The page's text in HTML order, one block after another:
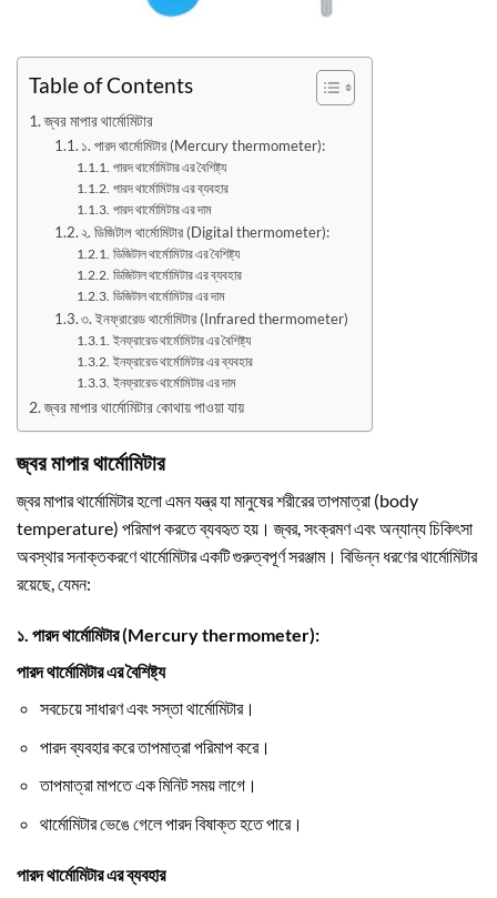
Table of Contents
জ্বর মাপার থার্মোমিটার
১. পারদ থার্মোমিটার (Mercury thermometer):
পারদ থার্মোমিটার এর বৈশিষ্ট্য
পারদ থার্মোমিটার এর ব্যবহার
পারদ থার্মোমিটার এর দাম
২. ডিজিটাল থার্মোমিটার (Digital thermometer):
ডিজিটাল থার্মোমিটার এর বৈশিষ্ট্য
ডিজিটাল থার্মোমিটার এর ব্যবহার
ডিজিটাল থার্মোমিটার এর দাম
৩. ইনফ্রারেড থার্মোমিটার (Infrared thermometer)
ইনফ্রারেড থার্মোমিটার এর বৈশিষ্ট্য
ইনফ্রারেড থার্মোমিটার এর ব্যবহার
ইনফ্রারেড থার্মোমিটার এর দাম
জ্বর মাপার থার্মোমিটার কোথায় পাওয়া যায়
জ্বর মাপার থার্মোমিটার
জ্বর মাপার থার্মোমিটার হলো এমন যন্ত্র যা মানুষের শরীরের তাপমাত্রা (body
temperature) পরিমাপ করতে ব্যবহৃত হয়। জ্বর, সংক্রমণ এবং অন্যান্য চিকিৎসা
অবস্থার সনাক্তকরণে থার্মোমিটার একটি গুরুত্বপূর্ণ সরঞ্জাম। বিভিন্ন ধরণের থার্মোমিটার
রয়েছে, যেমন:
১. পারদ থার্মোমিটার (Mercury thermometer):
পারদ থার্মোমিটার এর বৈশিষ্ট্য
সবচেয়ে সাধারণ এবং সস্তা থার্মোমিটার।
পারদ ব্যবহার করে তাপমাত্রা পরিমাপ করে।
তাপমাত্রা মাপতে এক মিনিট সময় লাগে।
থার্মোমিটার ভেঙে গেলে পারদ বিষাক্ত হতে পারে।
পারদ থার্মোমিটার এর ব্যবহার